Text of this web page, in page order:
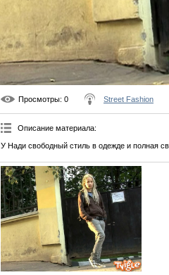
Просмотры: 0 Street Fashion
Описание материала:
У Нади свободный стиль в одежде и полная